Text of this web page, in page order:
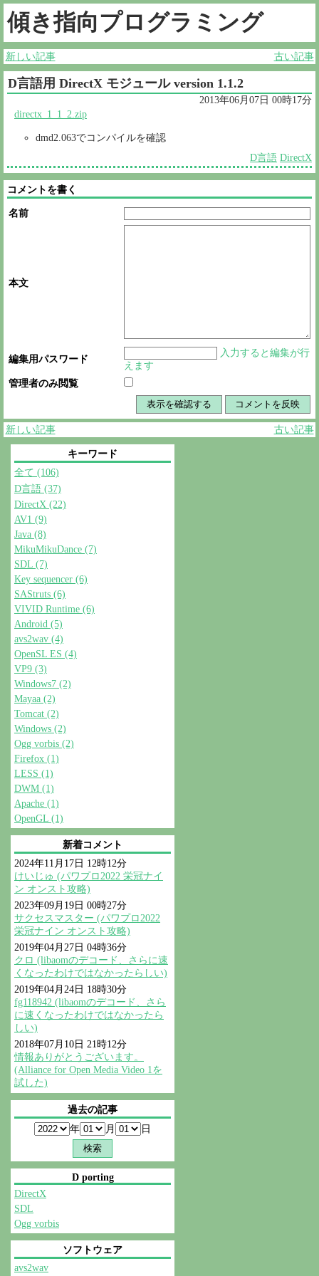
傾き指向プログラミング
新しい記事 古い記事
D言語用 DirectX モジュール version 1.1.2
2013年06月07日 00時17分
directx_1_1_2.zip
dmd2.063でコンパイルを確認
D言語 DirectX
コメントを書く
名前
本文
編集用パスワード
入力すると編集が行
えます
管理者のみ閲覧
新しい記事 古い記事
キーワード
全て (106)
D言語 (37)
DirectX (22)
AV1 (9)
Java (8)
MikuMikuDance (7)
SDL (7)
Key sequencer (6)
SAStruts (6)
VIVID Runtime (6)
Android (5)
avs2wav (4)
OpenSL ES (4)
VP9 (3)
Windows7 (2)
Mayaa (2)
Tomcat (2)
Windows (2)
Ogg vorbis (2)
Firefox (1)
LESS (1)
DWM (1)
Apache (1)
OpenGL (1)
新着コメント
2024年11月17日 12時12分
けいじゅ (パワプロ2022 栄冠ナイ
ン オンスト攻略)
2023年09月19日 00時27分
サクセスマスター (パワプロ2022
栄冠ナイン オンスト攻略)
2019年04月27日 04時36分
クロ (libaomのデコード、さらに速
くなったわけではなかったらしい)
2019年04月24日 18時30分
fg118942 (libaomのデコード、さら
に速くなったわけではなかったら
しい)
2018年07月10日 21時12分
情報ありがとうございます。
(Alliance for Open Media Video 1を
試した)
過去の記事
年
月 日
D porting
DirectX
SDL
Ogg vorbis
ソフトウェア
avs2wav